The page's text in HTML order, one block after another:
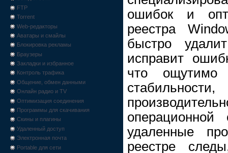
FTP
Torrent
Web-редакторы
Аватары и смайлы
Блокировка рекламы
Браузеры
Закладки и избранное
Контроль трафика
Общение, обмен данными
Онлайн радио и TV
Оптимизация соединения
Программы для скачивания
Скины и плагины
Удаленный доступ
Электронная почта
Portable для сети
ошибок и
реестра
быстро
исправит
что ощутимо
операционной
удаленные
реестре